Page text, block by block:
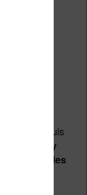
pour
aussi depuis
Comixology
de bandes
en